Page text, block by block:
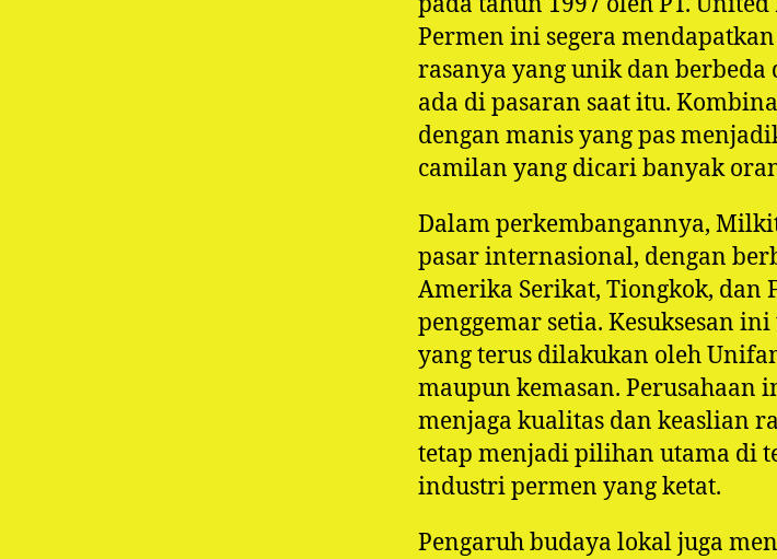
Permen ini segera
rasanya yang unik dan
ada di pasaran saat itu.
dengan manis yang pas
camilan yang dicari banyak
Dalam perkembangannya,
pasar internasional, dengan
Amerika Serikat, Tiongkok,
penggemar setia. Kesuksesan
yang terus dilakukan oleh
maupun kemasan. Perusahaan
menjaga kualitas dan keaslian
tetap menjadi pilihan utama di
industri permen yang ketat.
Pengaruh budaya lokal juga